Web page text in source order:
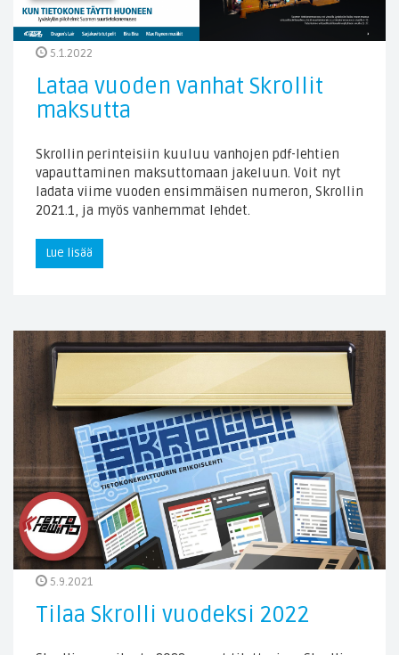
5.1.2022
Lataa vuoden vanhat Skrollit
maksutta
Skrollin perinteisiin kuuluu vanhojen pdf-lehtien
vapauttaminen maksuttomaan jakeluun. Voit nyt
ladata viime vuoden ensimmäisen numeron, Skrollin
2021.1, ja myös vanhemmat lehdet.
Lue lisää
5.9.2021
Tilaa Skrolli vuodeksi 2022